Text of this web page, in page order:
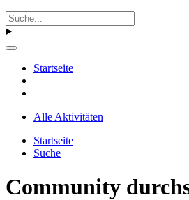
Startseite
Alle Aktivitäten
Startseite
Suche
Community